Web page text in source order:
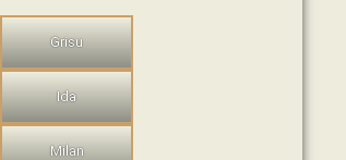
Grisu
Ida
Milan